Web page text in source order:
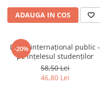
ADAUGA IN COS
-20%
Drept internațional public -
pe ințelesul studenților
58,50 Lei
46,80 Lei